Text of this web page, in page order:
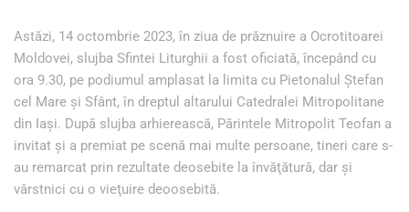
Astăzi, 14 octombrie 2023, în ziua de prăznuire a Ocrotitoarei
Moldovei, slujba Sfintei Liturghii a fost oficiată, începând cu
ora 9.30, pe podiumul amplasat la limita cu Pietonalul Ștefan
cel Mare și Sfânt, în dreptul altarului Catedralei Mitropolitane
din Iaşi. După slujba arhierească, Părintele Mitropolit Teofan a
invitat şi a premiat pe scenă mai multe persoane, tineri care s-
au remarcat prin rezultate deosebite la învăţătură, dar şi
vârstnici cu o vieţuire deoosebită.